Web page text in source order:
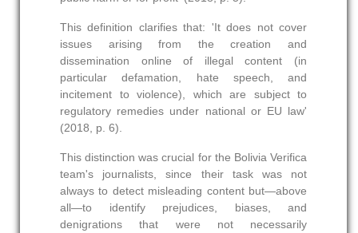
This definition clarifies that: 'It does not cover
issues arising from the creation and
dissemination online of illegal content (in
particular defamation, hate speech, and
incitement to violence), which are subject to
regulatory remedies under national or EU law'
(2018, p. 6).
This distinction was crucial for the Bolivia Verifica
team's journalists, since their task was not
always to detect misleading content but—above
all—to identify prejudices, biases, and
denigrations that were not necessarily